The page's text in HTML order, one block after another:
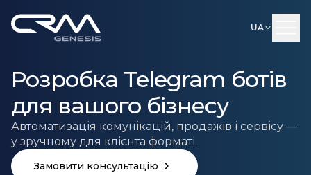
UA
Розробка Telegram ботів
для вашого бізнесу
Автоматизація комунікацій, продажів і сервісу —
у зручному для клієнта форматі.
Замовити консультацію